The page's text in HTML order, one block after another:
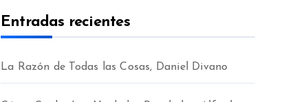
Entradas recientes
La Razón de Todas las Cosas, Daniel Divano